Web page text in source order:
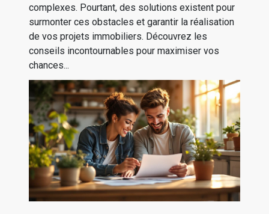
complexes. Pourtant, des solutions existent pour
surmonter ces obstacles et garantir la réalisation
de vos projets immobiliers. Découvrez les
conseils incontournables pour maximiser vos
chances...